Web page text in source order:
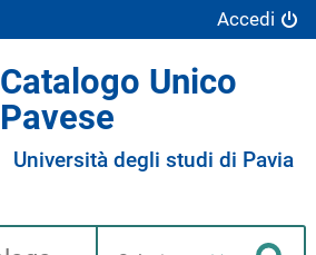
Accedi
Catalogo Unico
Pavese
Università degli studi di Pavia